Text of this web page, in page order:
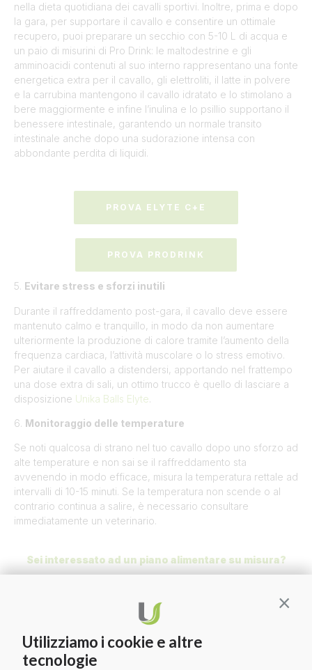
Utilizziamo i cookie e altre
tecnologie
nella dieta quotidiana dei cavalli sportivi. Inoltre, prima e dopo
la gara, per supportare il cavallo e consentire un ottimale
recupero, puoi preparare un secchio con 5-10 L di acqua e
un paio di misurini di Pro Drink: le maltodestrine e gli
amminoacidi contenuti al suo interno rappresentano una fonte
energetica extra per il cavallo, gli elettroliti, il latte in polvere
e la carrubina mantengono il cavallo idratato e lo stimolano a
bere maggiormente e infine l’inulina e lo psillio supportano il
benessere intestinale, garantendo un normale transito
intestinale anche dopo una sudorazione intensa con
abbondante perdita di liquidi.
PROVA ELYTE C+E
PROVA PRODRINK
5. Evitare stress e sforzi inutili
Durante il raffreddamento post-gara, il cavallo deve essere
mantenuto calmo e tranquillo, in modo da non aumentare
ulteriormente la produzione di calore tramite l’aumento della
frequenza cardiaca, l’attività muscolare o lo stress emotivo.
Per aiutare il cavallo a distendersi, apportando nel frattempo
una dose extra di sali, un ottimo trucco è quello di lasciare a
disposizione Unika Balls Elyte.
6. Monitoraggio delle temperature
Se noti qualcosa di strano nel tuo cavallo dopo uno sforzo ad
alte temperature e non sai se il raffreddamento sta
avvenendo in modo efficace, misura la temperatura rettale ad
intervalli di 10-15 minuti. Se la temperatura non scende o al
contrario continua a salire, è necessario consultare
immediatamente un veterinario.
Sei interessato ad un piano alimentare su misura?
personalizzate per cavalli atleti di ogni disciplina. Contattaci
consiglio gratuito
per il tuo cavallo.